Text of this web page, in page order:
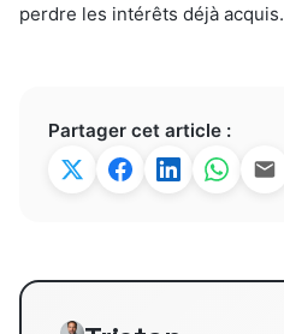
perdre les intérêts déjà acquis.
Partager cet article :